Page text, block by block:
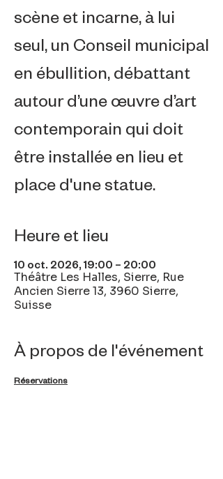
scène et incarne, à lui
seul, un Conseil municipal
en ébullition, débattant
autour d’une œuvre d’art
contemporain qui doit
être installée en lieu et
place d'une statue.
Heure et lieu
10 oct. 2026, 19:00 – 20:00
Théâtre Les Halles, Sierre, Rue
Ancien Sierre 13, 3960 Sierre,
Suisse
À propos de l'événement
Réservations